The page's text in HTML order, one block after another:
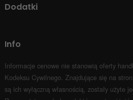
Dodatki
Info
Informacje cenowe nie stanowią oferty
Kodeksu Cywilnego. Znajdujące się na
są ich wyłączną własnością, zostały użyte